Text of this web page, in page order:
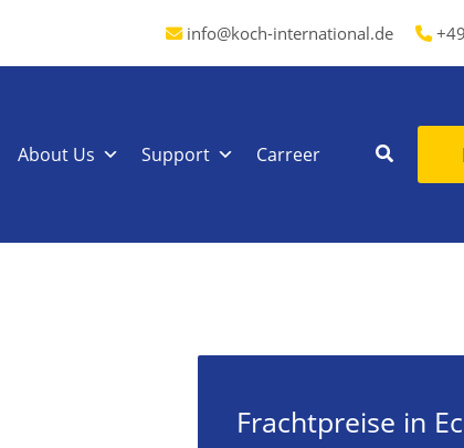
info@koch-international.de
About Us Support Carreer
Frachtpreise in